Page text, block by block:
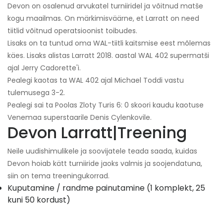
Devon on osalenud arvukatel turniiridel ja võitnud matše
kogu maailmas. On märkimisväärne, et Larratt on need
tiitlid võitnud operatsioonist toibudes.
Lisaks on ta tuntud oma WAL-tiitli kaitsmise eest mõlemas
käes. Lisaks alistas Larratt 2018. aastal WAL 402 supermatši
ajal Jerry Cadorette'i.
Pealegi kaotas ta WAL 402 ajal Michael Toddi vastu
tulemusega 3-2.
Pealegi sai ta Poolas Zloty Turis 6: 0 skoori kaudu kaotuse
Venemaa superstaarile Denis Cylenkovile.
Devon Larratt|Treening
Neile uudishimulikele ja soovijatele teada saada, kuidas
Devon hoiab kätt turniiride jaoks valmis ja soojendatuna,
siin on tema treeningukorrad.
Kuputamine / randme painutamine (1 komplekt, 25
kuni 50 kordust)